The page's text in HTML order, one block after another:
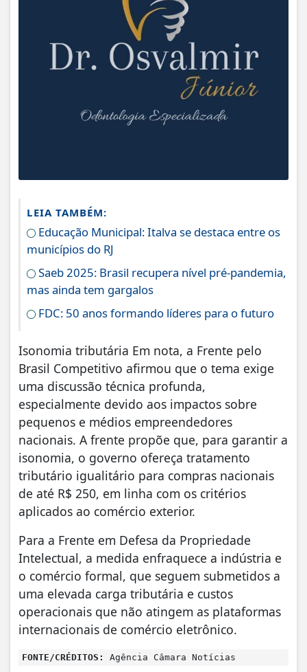
LEIA TAMBÉM:
Educação Municipal: Italva se destaca entre os
municípios do RJ
Saeb 2025: Brasil recupera nível pré-pandemia,
mas ainda tem gargalos
FDC: 50 anos formando líderes para o futuro
Isonomia tributária Em nota, a Frente pelo
Brasil Competitivo afirmou que o tema exige
uma discussão técnica profunda,
especialmente devido aos impactos sobre
pequenos e médios empreendedores
nacionais. A frente propõe que, para garantir a
isonomia, o governo ofereça tratamento
tributário igualitário para compras nacionais
de até R$ 250, em linha com os critérios
aplicados ao comércio exterior.
Para a Frente em Defesa da Propriedade
Intelectual, a medida enfraquece a indústria e
o comércio formal, que seguem submetidos a
uma elevada carga tributária e custos
operacionais que não atingem as plataformas
internacionais de comércio eletrônico.
FONTE/CRÉDITOS: Agência Câmara Notícias